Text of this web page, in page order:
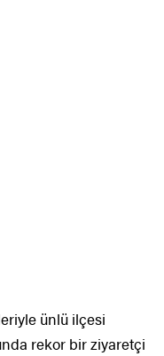
ünlü ilçesi
rekor bir ziyaretçi